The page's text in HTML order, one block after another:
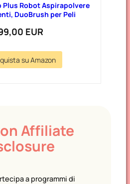
Plus Robot Aspirapolvere
DuoBrush per Peli
EUR
su Amazon
Affiliate
a programmi di